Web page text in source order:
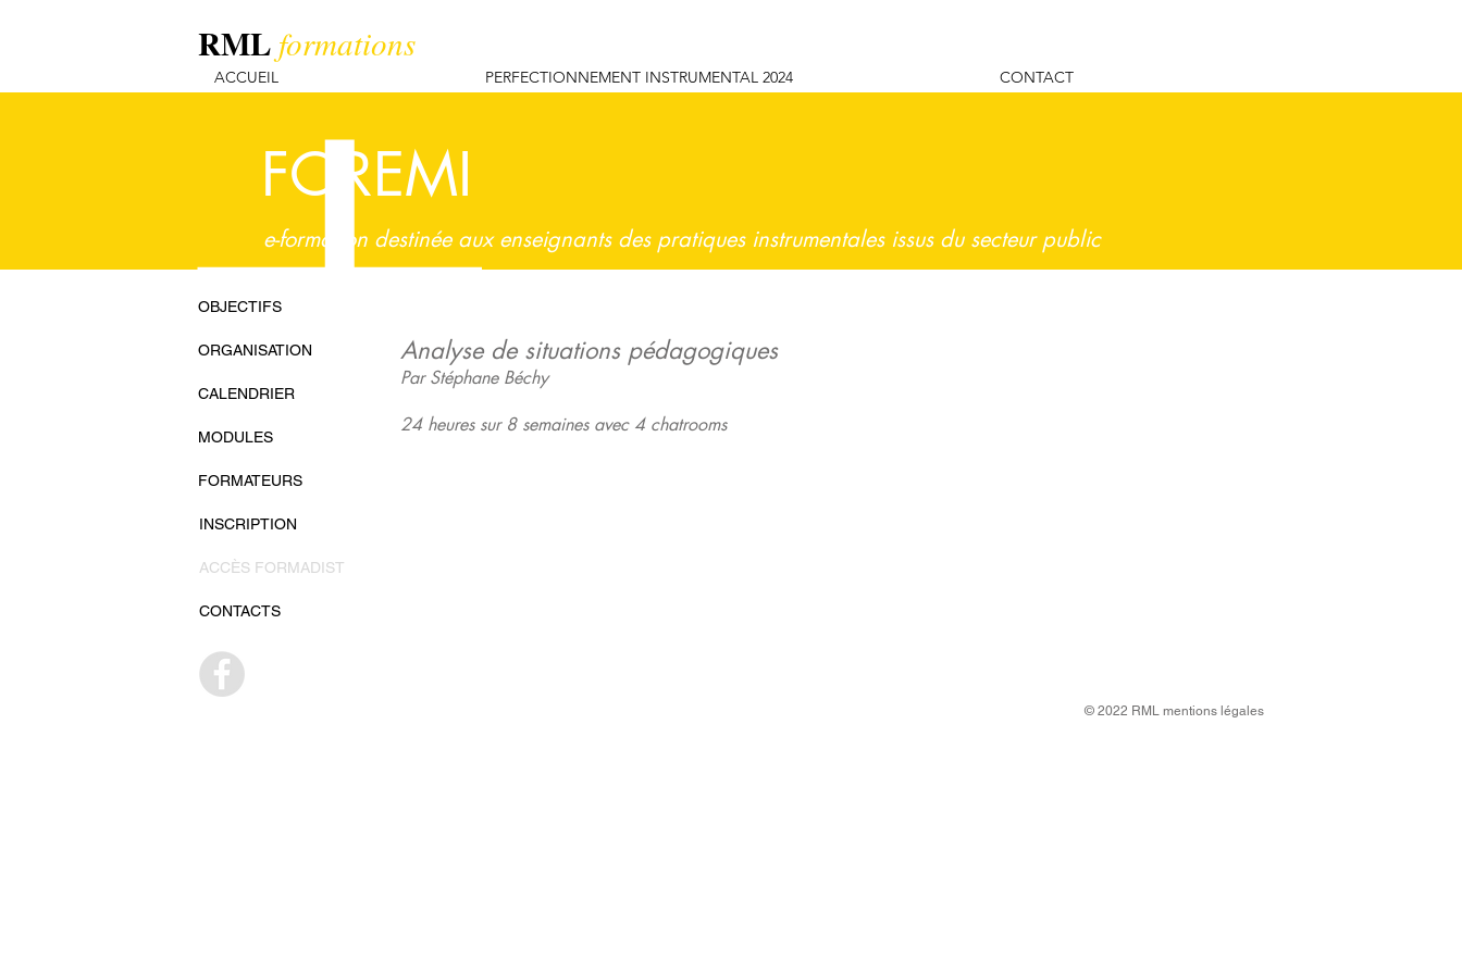
RML formations
ACCUEIL PERFECTIONNEMENT INSTRUMENTAL 2024 CONTACT
FOREMI
e-formation destinée aux enseignants des pratiques instrumentales issus du secteur public
Analyse de situations pédagogiques
Par Stéphane Béchy
24 heures sur 8 semaines avec 4 chatrooms
OBJECTIFS
ORGANISATION
CALENDRIER
MODULES
FORMATEURS
INSCRIPTION
ACCÈS FORMADIST
CONTACTS
© 2022 RML mentions légales